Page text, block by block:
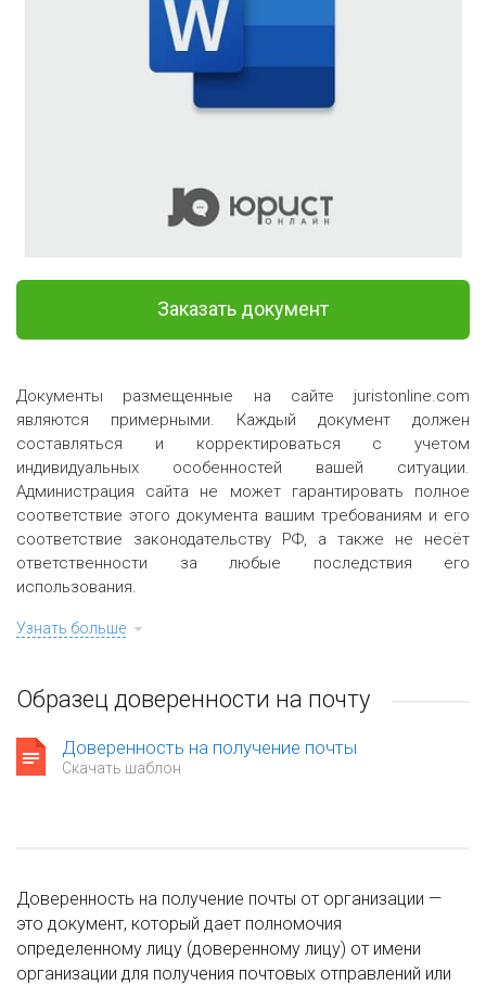
Документы размещенные на сайте juristonline.com
являются примерными. Каждый документ должен
составляться и корректироваться с учетом
индивидуальных особенностей вашей ситуации.
Администрация сайта не может гарантировать полное
соответствие этого документа вашим требованиям и его
соответствие законодательству РФ, а также не несёт
ответственности за любые последствия его
использования.
Узнать больше
Заказать документ
Образец доверенности на почту
Доверенность на получение почты
Скачать шаблон
Доверенность на получение почты от организации —
это документ, который дает полномочия
определенному лицу (доверенному лицу) от имени
организации для получения почтовых отправлений или